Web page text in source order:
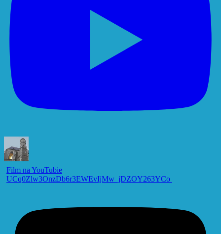
Film na YouTubie
UCq0Zlw3OnzDb6r3EWEvIjMw_jDZOY263YCo